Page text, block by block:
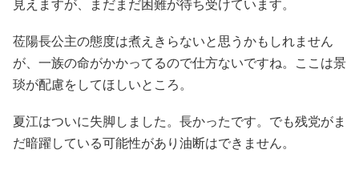
見えますが、まだまだ困難が待ち受けています。
莅陽長公主の態度は煮えきらないと思うかもしれません
が、一族の命がかかってるので仕方ないですね。ここは景
琰が配慮をしてほしいところ。
夏江はついに失脚しました。長かったです。でも残党がま
だ暗躍している可能性があり油断はできません。